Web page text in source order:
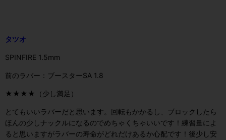
タツオ
SPINFIRE 1.5mm
前のラバー：ブースターSA 1.8
★★★★（少し満足）
とてもいいラバーだと思います。回転もかかるし、ブロックしたら
ほんの少しナックルになるのでめちゃくちゃいいです！練習量によ
ると思いますがラバーの寿命がどれだけあるか心配です！後少し安